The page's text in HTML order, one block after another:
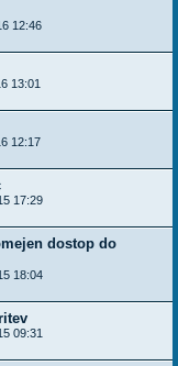
12:46
13:01
12:17
17:29
dostop do
18:04
09:31